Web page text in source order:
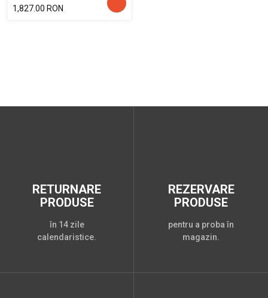
1,827.00 RON
RETURNARE
PRODUSE
în 14 zile
calendaristice.
REZERVARE
PRODUSE
pentru a proba în
magazin.